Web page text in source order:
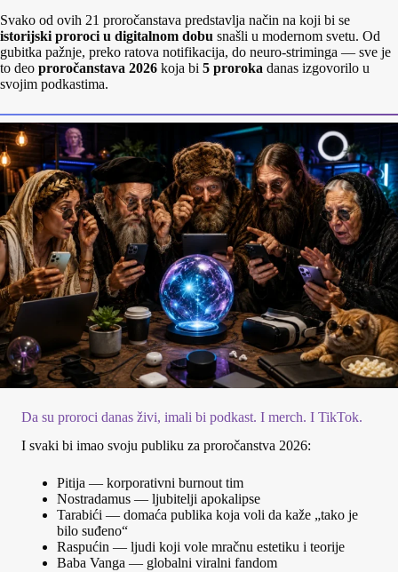
Svako od ovih 21 proročanstava predstavlja način na koji bi se
istorijski proroci u digitalnom dobu snašli u modernom svetu. Od
gubitka pažnje, preko ratova notifikacija, do neuro‑striminga — sve je
to deo proročanstava 2026 koja bi 5 proroka danas izgovorilo u
svojim podkastima.
Da su proroci danas živi, imali bi podkast. I merch. I TikTok.
I svaki bi imao svoju publiku za proročanstva 2026:
Pitija — korporativni burnout tim
Nostradamus — ljubitelji apokalipse
Tarabići — domaća publika koja voli da kaže „tako je
bilo suđeno“
Raspućin — ljudi koji vole mračnu estetiku i teorije
Baba Vanga — globalni viralni fandom